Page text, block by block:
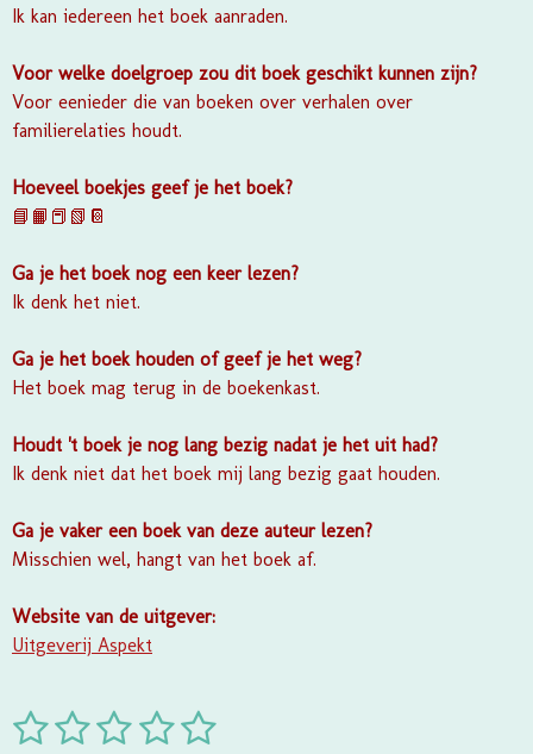
Ik kan iedereen het boek aanraden.
Voor welke doelgroep zou dit boek geschikt kunnen zijn?
Voor eenieder die van boeken over verhalen over
familierelaties houdt.
Hoeveel boekjes geef je het boek?
📘📙📕📗📔
Ga je het boek nog een keer lezen?
Ik denk het niet.
Ga je het boek houden of geef je het weg?
Het boek mag terug in de boekenkast.
Houdt 't boek je nog lang bezig nadat je het uit had?
Ik denk niet dat het boek mij lang bezig gaat houden.
Ga je vaker een boek van deze auteur lezen?
Misschien wel, hangt van het boek af.
Website van de uitgever:
Uitgeverij Aspekt
R
1
2
3
4 5
S